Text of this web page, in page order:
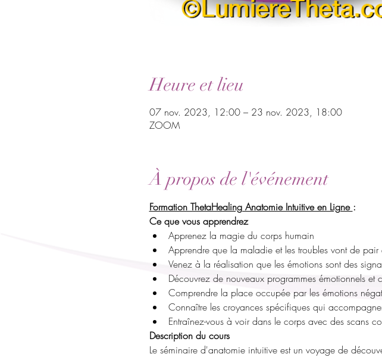
Heure et lieu
07 nov. 2023, 12:00 – 23 nov. 2023, 18:00
ZOOM
À propos de l'événement
Formation ThetaHealing Anatomie Intuitive en Ligne :
Ce que vous apprendrez
Apprenez la magie du corps humain
Apprendre que la maladie et les troubles vont de
Venez à la réalisation que les émotions sont des
Découvrez de nouveaux programmes émotionnels
Comprendre la place occupée par les émotions
Connaître les croyances spécifiques qui
Entraînez-vous à voir dans le corps avec des scans
Description du cours
Le séminaire d'anatomie intuitive est un voyage de